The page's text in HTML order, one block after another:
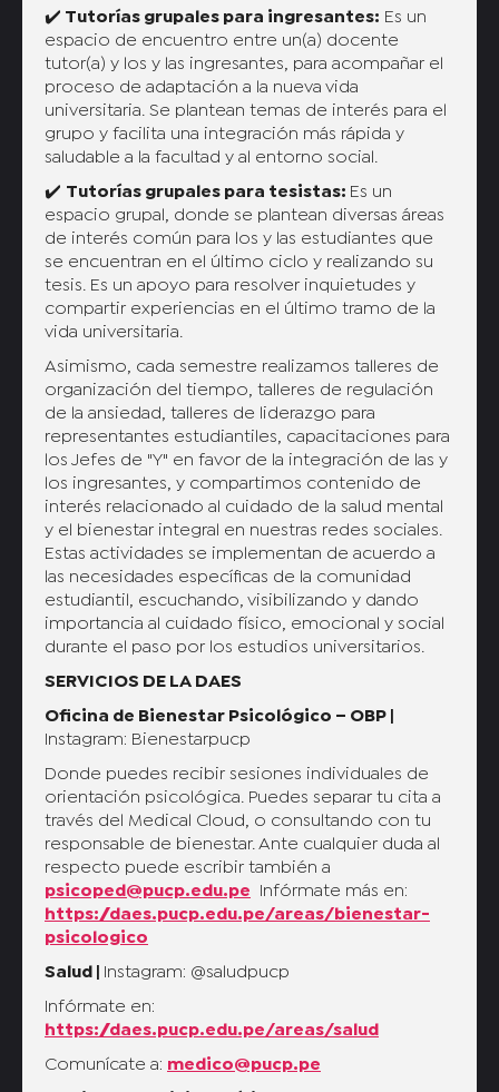
✔️ Tutorías grupales para ingresantes: Es un
espacio de encuentro entre un(a) docente
tutor(a) y los y las ingresantes, para acompañar el
proceso de adaptación a la nueva vida
universitaria. Se plantean temas de interés para el
grupo y facilita una integración más rápida y
saludable a la facultad y al entorno social.
✔️ Tutorías grupales para tesistas: Es un
espacio grupal, donde se plantean diversas áreas
de interés común para los y las estudiantes que
se encuentran en el último ciclo y realizando su
tesis. Es un apoyo para resolver inquietudes y
compartir experiencias en el último tramo de la
vida universitaria.
Asimismo, cada semestre realizamos talleres de
organización del tiempo, talleres de regulación
de la ansiedad, talleres de liderazgo para
representantes estudiantiles, capacitaciones para
los Jefes de "Y" en favor de la integración de las y
los ingresantes, y compartimos contenido de
interés relacionado al cuidado de la salud mental
y el bienestar integral en nuestras redes sociales.
Estas actividades se implementan de acuerdo a
las necesidades específicas de la comunidad
estudiantil, escuchando, visibilizando y dando
importancia al cuidado físico, emocional y social
durante el paso por los estudios universitarios.
SERVICIOS DE LA DAES
Oficina de Bienestar Psicológico – OBP |
Instagram: Bienestarpucp
Donde puedes recibir sesiones individuales de
orientación psicológica. Puedes separar tu cita a
través del Medical Cloud, o consultando con tu
responsable de bienestar. Ante cualquier duda al
respecto puede escribir también a
psicoped@pucp.edu.pe Infórmate más en:
https://daes.pucp.edu.pe/areas/bienestar-
psicologico
Salud | Instagram: @saludpucp
Infórmate en:
https://daes.pucp.edu.pe/areas/salud
Comunícate a: medico@pucp.pe